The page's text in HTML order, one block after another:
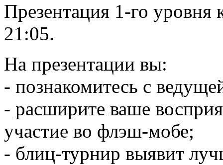
Презентация 1-го уровня
21:05.
На презентации вы:
- познакомитесь с
- расширите ваше
участие во флэш-мобе;
- блиц-турнир выявит